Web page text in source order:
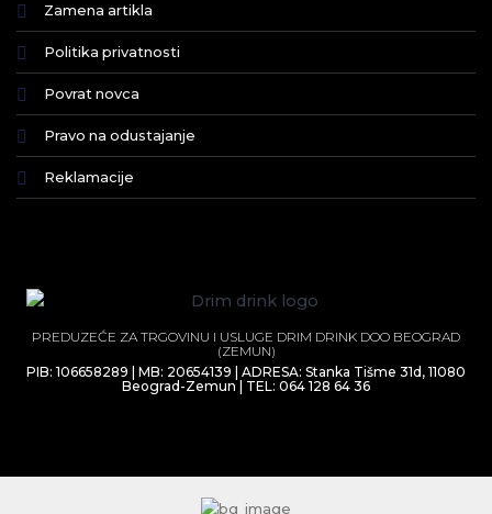
Zamena artikla
Politika privatnosti
Povrat novca
Pravo na odustajanje
Reklamacije
PREDUZEĆE ZA TRGOVINU I USLUGE DRIM DRINK DOO BEOGRAD
(ZEMUN)
PIB: 106658289 | MB: 20654139 | ADRESA: Stanka Tišme 31d, 11080
Beograd-Zemun | TEL: 064 128 64 36